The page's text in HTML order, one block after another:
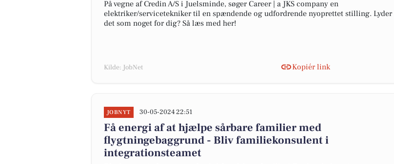
På vegne af Credin A/S i Juelsminde, søger Career | a JKS company en
elektriker/servicetekniker til en spændende og udfordrende nyoprettet stilling. Lyder
det som noget for dig? Så læs med her!
Kilde: JobNet Kopiér link
JOBNYT 30-05-2024 22:51
Få energi af at hjælpe sårbare familier med
flygtningebaggrund - Bliv familiekonsulent i
integrationsteamet